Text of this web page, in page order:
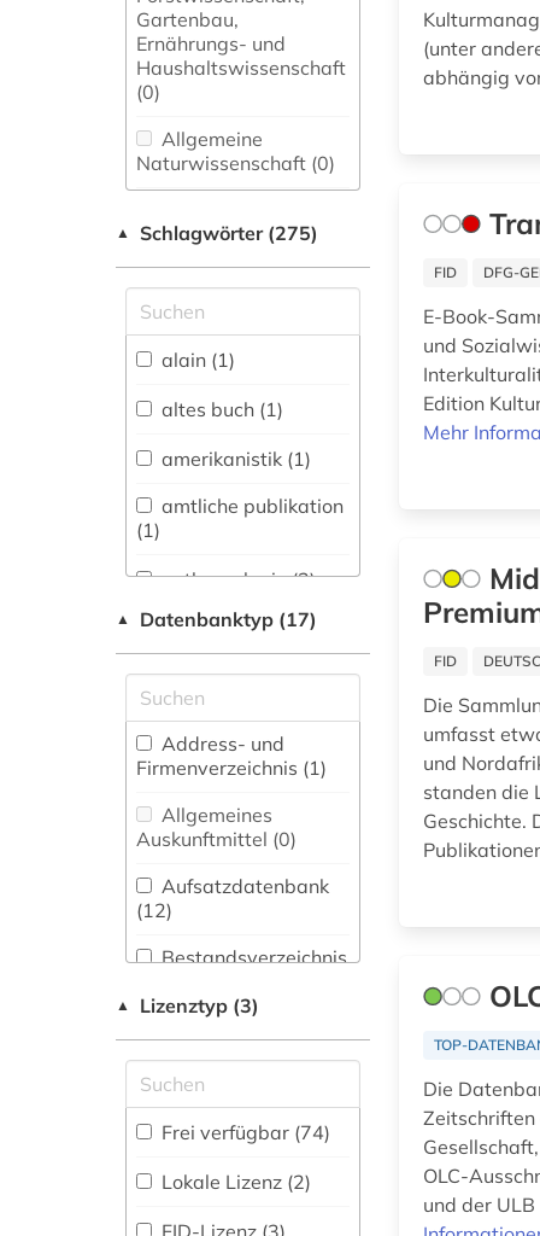
Gartenbau,
Ernährungs- und
Haushaltswissenschaft
(0)
Allgemeine
Naturwissenschaft (0)
fachübergreifende
Allgemeine und
vergleichende Sprach-
und
Literaturwissenschaft.
Indogermanistik.
Außereuropäische
Sprachen und
Anglistik.
Amerikanistik (7)
Vermessungswesen (2)
Biologie,
Biotechnologie (1)
Buch- und
Bibliothekswesen,
Informationswissenschaft
(2)
Chemie und
Pharmazie (0)
Elektrotechnik,
Elektronik,
Nachrichtentechnik (0)
Energietechnik (0)
Ethnologie (12)
Geographie (6)
▲ Schlagwörter (275)
alain (1)
altes buch (1)
amerikanistik (1)
amtliche publikation
(1)
anthropologie (3)
antiheld (1)
antike (1)
arabische staaten
(1)
(1)
archiv (1)
archive (1)
archäologie (3)
aruba (1)
(1)
▲ Datenbanktyp (17)
Address- und
Firmenverzeichnis (1)
Allgemeines
Auskunftmittel (0)
Aufsatzdatenbank
(12)
Bestandsverzeichnis
Buchhandelsverzeichnis
Disziplinäre
Forschungsdatenrepositorien
▲ Lizenztyp (3)
Frei verfügbar (74)
Lokale Lizenz (2)
(unter
abhängig
FID DFG-
E-Book-
und
Edition
Mehr
FID
Die
umfasst
und
standen die
Geschichte.
TOP-
Die
Zeitschriften
OLC-
und der